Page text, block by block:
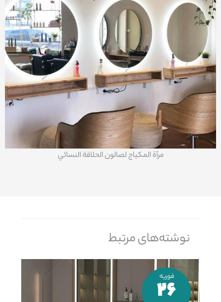
مرآة المكياج لصالون الحلاقة النسائي
نوشته‌های مرتبط
فوریه
26